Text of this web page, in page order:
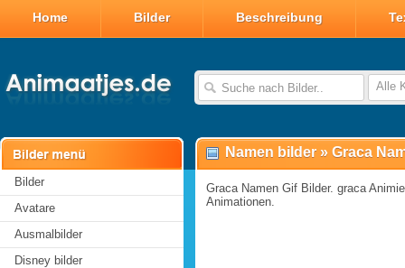
Home Bilder Beschreibung
Alle
Bilder
Avatare
Ausmalbilder
Disney bilder
Namen bilder » Graca
Graca Namen Gif Bilder. graca
Animationen.